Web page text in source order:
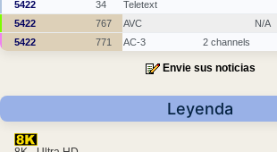
5422
34 Teletext
5422
767 AVC N/A
5422
771 AC-3 2 channels
Envie sus noticias
Leyenda